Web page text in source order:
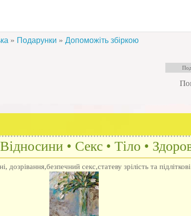
» Подарунки » Допоможіть збіркою
• Секс • Тіло •
секс,статеву зрілість та